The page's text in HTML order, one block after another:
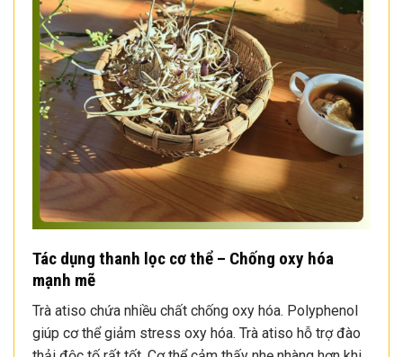
Tác dụng thanh lọc cơ thể – Chống oxy hóa
mạnh mẽ
Trà atiso chứa nhiều chất chống oxy hóa. Polyphenol
giúp cơ thể giảm stress oxy hóa. Trà atiso hỗ trợ đào